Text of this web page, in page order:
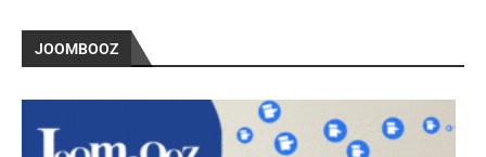
JOOMBOOZ